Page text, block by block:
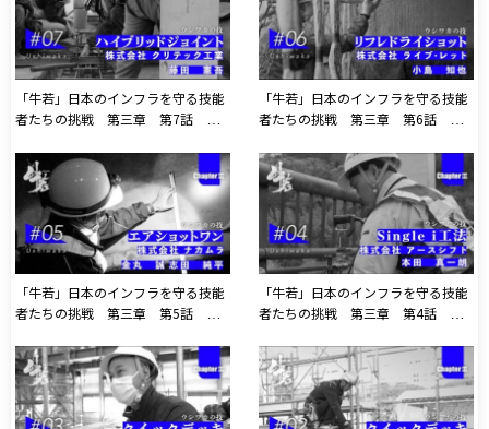
「牛若」日本のインフラを守る技能
者たちの挑戦 第三章 第7話 株
「牛若」日本のインフラを守る技能
者たちの挑戦 第三章 第6話 株
「牛若」日本のインフラを守る技能
者たちの挑戦 第三章 第5話 株
「牛若」日本のインフラを守る技能
者たちの挑戦 第三章 第4話 株